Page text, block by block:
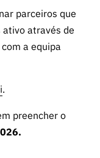
parceiros que
ativo através de
a equipa
.
preencher o